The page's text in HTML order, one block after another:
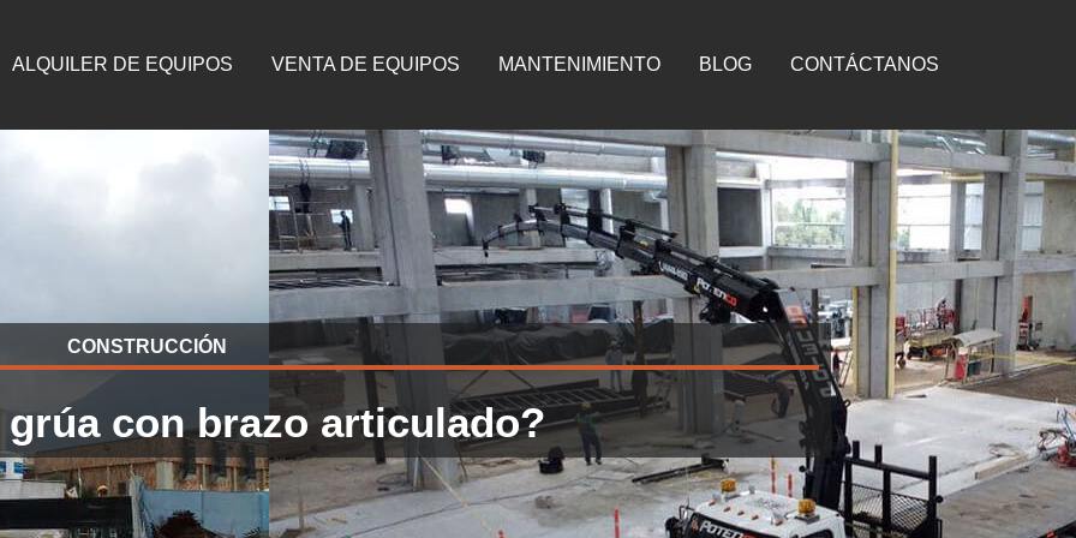
ALQUILER DE EQUIPOS VENTA DE EQUIPOS MANTENIMIENTO BLOG CONTÁCTANOS
CONSTRUCCIÓN
grúa con brazo articulado?